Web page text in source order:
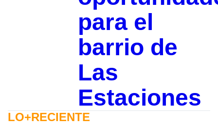
para el
barrio de
Las
Estaciones
LO+RECIENTE